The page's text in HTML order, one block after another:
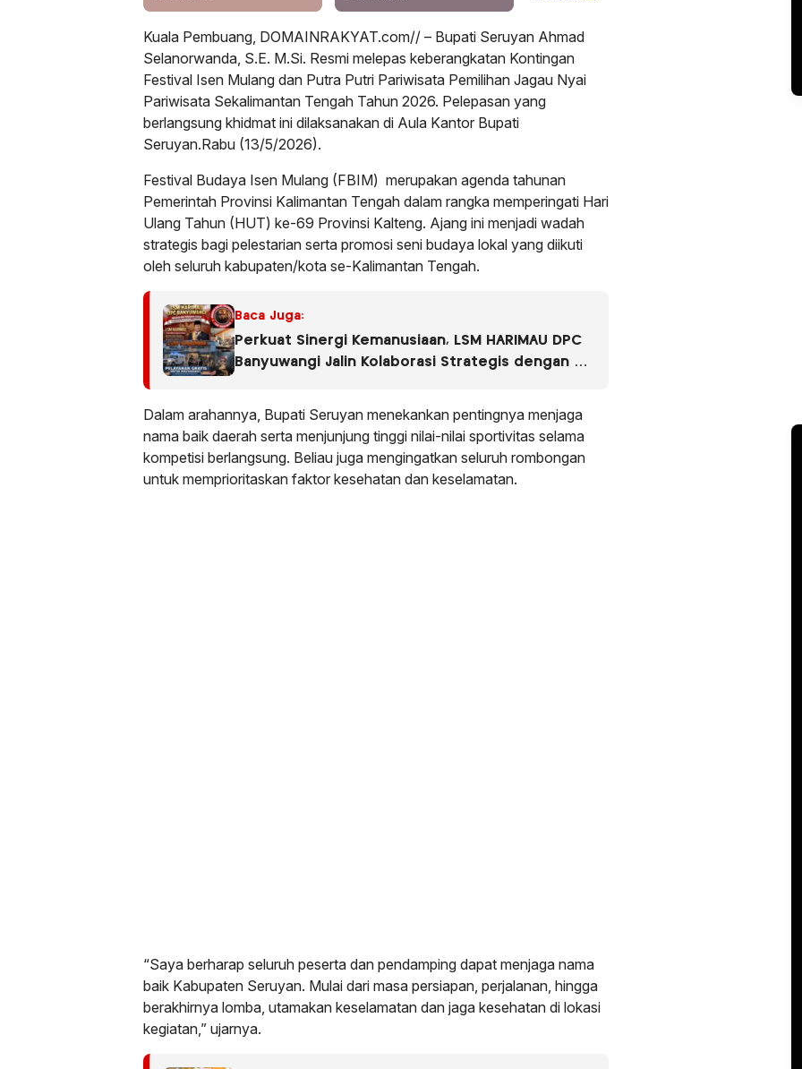
Kuala Pembuang, DOMAINRAKYAT.com// – Bupati Seruyan Ahmad
Selanorwanda, S.E. M.Si. Resmi melepas keberangkatan Kontingan
Festival Isen Mulang dan Putra Putri Pariwisata Pemilihan Jagau Nyai
Pariwisata Sekalimantan Tengah Tahun 2026. Pelepasan yang
berlangsung khidmat ini dilaksanakan di Aula Kantor Bupati
Seruyan.Rabu (13/5/2026).
Festival Budaya Isen Mulang (FBIM) merupakan agenda tahunan
Pemerintah Provinsi Kalimantan Tengah dalam rangka memperingati Hari
Ulang Tahun (HUT) ke-69 Provinsi Kalteng. Ajang ini menjadi wadah
strategis bagi pelestarian serta promosi seni budaya lokal yang diikuti
oleh seluruh kabupaten/kota se-Kalimantan Tengah.
Baca Juga:
Perkuat Sinergi Kemanusiaan, LSM HARIMAU DPC
Banyuwangi Jalin Kolaborasi Strategis dengan RS
Dalam arahannya, Bupati Seruyan menekankan pentingnya menjaga
nama baik daerah serta menjunjung tinggi nilai-nilai sportivitas selama
kompetisi berlangsung. Beliau juga mengingatkan seluruh rombongan
untuk memprioritaskan faktor kesehatan dan keselamatan.
“Saya berharap seluruh peserta dan pendamping dapat menjaga nama
baik Kabupaten Seruyan. Mulai dari masa persiapan, perjalanan, hingga
berakhirnya lomba, utamakan keselamatan dan jaga kesehatan di lokasi
kegiatan,” ujarnya.